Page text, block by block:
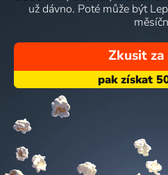
už dávno. Poté může být
Zkusit za